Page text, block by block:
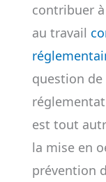
contribuer
au travail
question de
est tout
la mise en
prévention